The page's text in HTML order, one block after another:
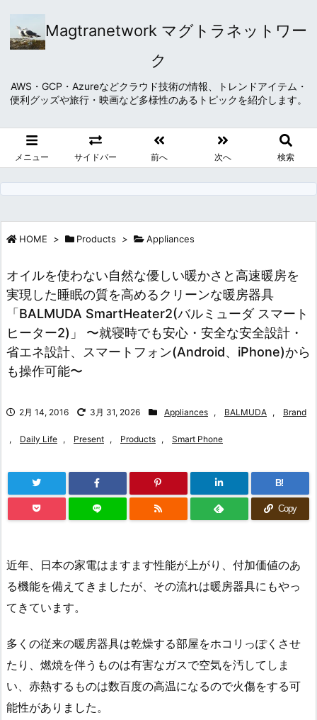
Magtranetwork マグトラネットワー
ク
AWS・GCP・Azureなどクラウド技術の情報、トレンドアイテム・
便利グッズや旅行・映画など多様性のあるトピックを紹介します。
メニュー サイドバー 前へ 次へ 検索
HOME > Products > Appliances
オイルを使わない自然な優しい暖かさと高速暖房を
実現した睡眠の質を高めるクリーンな暖房器具
「BALMUDA SmartHeater2(バルミューダ スマート
ヒーター2)」 〜就寝時でも安心・安全な安全設計・
省エネ設計、スマートフォン(Android、iPhone)から
も操作可能〜
2月 14, 2016 3月 31, 2026 Appliances , BALMUDA , Brand
, Daily Life , Present , Products , Smart Phone
B!
Copy
近年、日本の家電はますます性能が上がり、付加価値のあ
る機能を備えてきましたが、その流れは暖房器具にもやっ
てきています。
多くの従来の暖房器具は乾燥する部屋をホコリっぽくさせ
たり、燃焼を伴うものは有害なガスで空気を汚してしま
い、赤熱するものは数百度の高温になるので火傷をする可
能性がありました。